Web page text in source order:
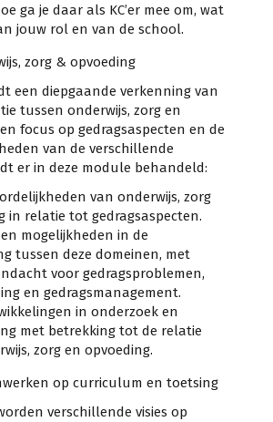
ga je daar als KC’er mee om, wat
jouw rol en van de school.
zorg & opvoeding
een diepgaande verkenning van
tussen onderwijs, zorg en
focus op gedragsaspecten en de
van de verschillende
er in deze module behandeld:
van onderwijs, zorg
in relatie tot gedragsaspecten.
mogelijkheden in de
tussen deze domeinen, met
voor gedragsproblemen,
en gedragsmanagement.
in onderzoek en
met betrekking tot de relatie
zorg en opvoeding.
op curriculum en toetsing
verschillende visies op